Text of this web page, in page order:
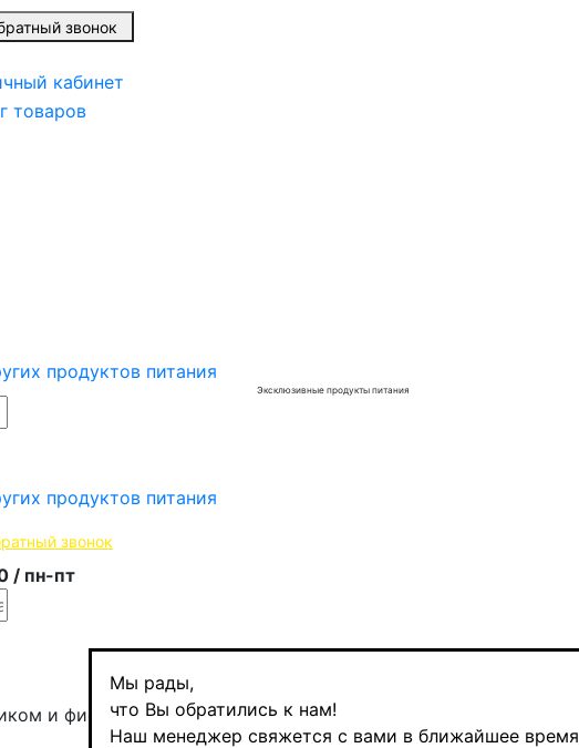
обратный звонок
кабинет
товаров
Эксклюзивные продукты питания
звонок
/ пн-пт
Мы рады,
что Вы обратились к нам!
Наш менеджер свяжется с вами в ближайшее время
и фисташками, 190 гр